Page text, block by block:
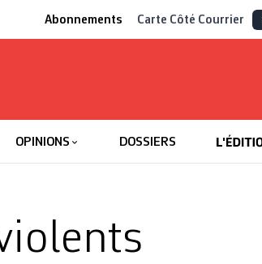
Abonnements Carte Côté Courrier
OPINIONS DOSSIERS